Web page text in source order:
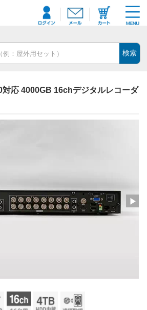
検索
応 4000GB 16chデジタルレコーダ
▶